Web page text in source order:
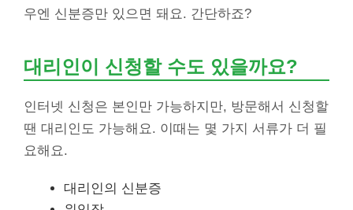
우엔 신분증만 있으면 돼요. 간단하죠?
대리인이 신청할 수도 있을까요?
인터넷 신청은 본인만 가능하지만, 방문해서 신청할
땐 대리인도 가능해요. 이때는 몇 가지 서류가 더 필
요해요.
대리인의 신분증